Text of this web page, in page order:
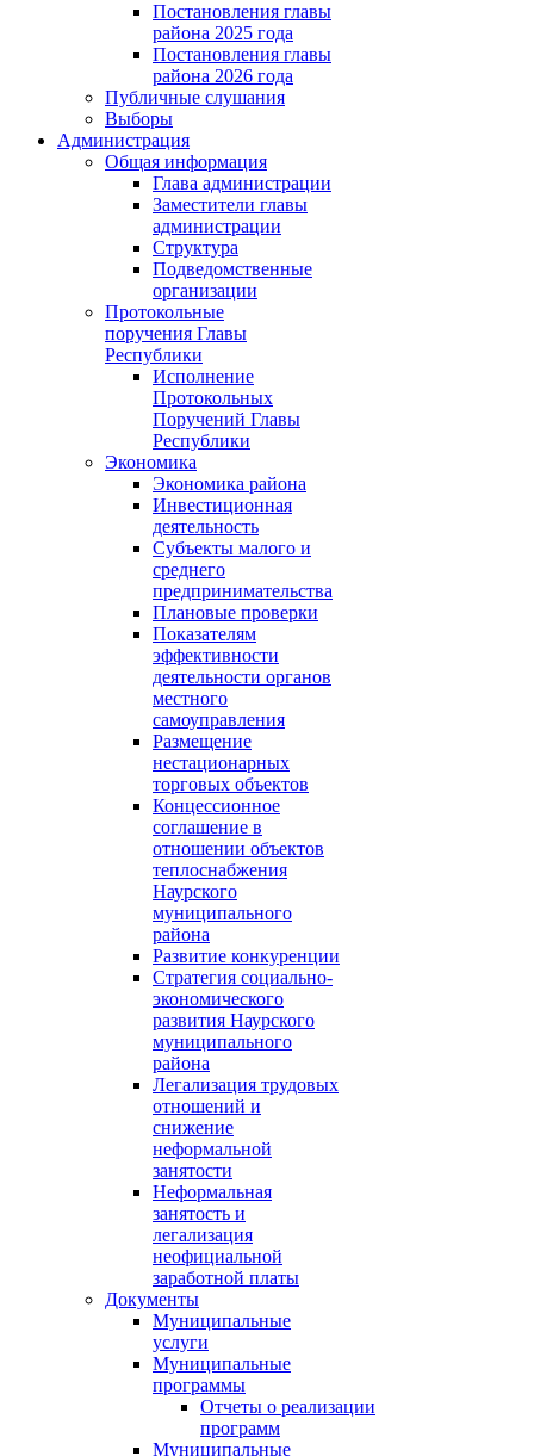
Постановления главы
района 2025 года
Постановления главы
района 2026 года
Публичные слушания
Выборы
Администрация
Общая информация
Глава администрации
Заместители главы
администрации
Структура
Подведомственные
организации
Протокольные
поручения Главы
Республики
Исполнение
Протокольных
Поручений Главы
Республики
Экономика
Экономика района
Инвестиционная
деятельность
Субъекты малого и
среднего
предпринимательства
Плановые проверки
Показателям
эффективности
деятельности органов
местного
самоуправления
Размещение
нестационарных
торговых объектов
Концессионное
соглашение в
отношении объектов
теплоснабжения
Наурского
муниципального
района
Развитие конкуренции
Стратегия социально-
экономического
развития Наурского
муниципального
района
Легализация трудовых
отношений и
снижение
неформальной
занятости
Неформальная
занятость и
легализация
неофициальной
заработной платы
Документы
Муниципальные
услуги
Муниципальные
программы
Отчеты о реализации
программ
Муниципальные